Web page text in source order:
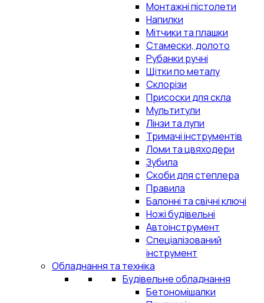
Монтажні пістолети
Напилки
Мітчики та плашки
Стамески, долото
Рубанки ручні
Щітки по металу
Склорізи
Присоски для скла
Мультитули
Лінзи та лупи
Тримачі інструментів
Ломи та цвяходери
Зубила
Скоби для степлера
Правила
Балонні та свічні ключі
Ножі будівельні
Автоінструмент
Спеціалізований
інструмент
Обладнання та техніка
Будівельне обладнання
Бетономішалки